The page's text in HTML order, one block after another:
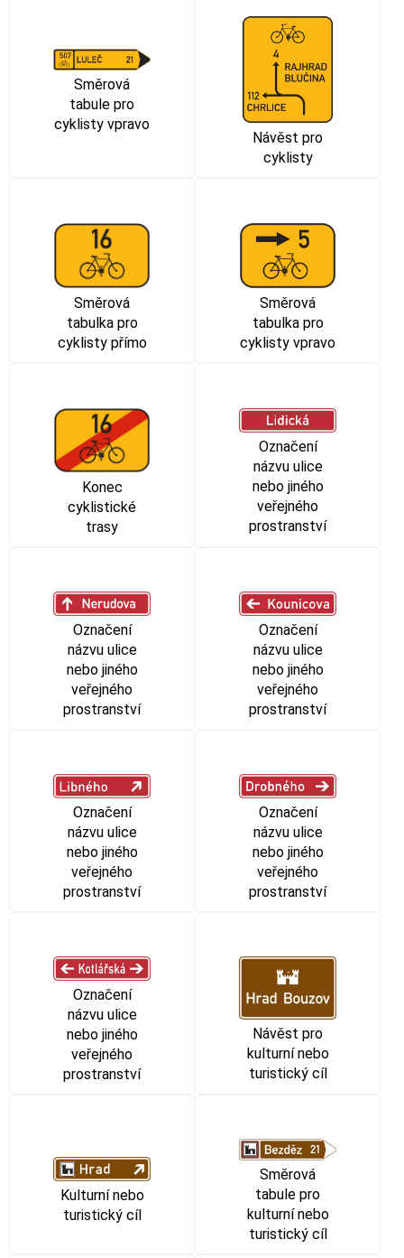
Směrová
tabule pro
cyklisty vpravo
Návěst pro
cyklisty
Směrová
tabulka pro
cyklisty přímo
Směrová
tabulka pro
cyklisty vpravo
Konec
cyklistické
trasy
Označení
názvu ulice
nebo jiného
veřejného
prostranství
Označení
názvu ulice
nebo jiného
veřejného
prostranství
Označení
názvu ulice
nebo jiného
veřejného
prostranství
Označení
názvu ulice
nebo jiného
veřejného
prostranství
Označení
názvu ulice
nebo jiného
veřejného
prostranství
Označení
názvu ulice
nebo jiného
veřejného
prostranství
Návěst pro
kulturní nebo
turistický cíl
Kulturní nebo
turistický cíl
Směrová
tabule pro
kulturní nebo
turistický cíl